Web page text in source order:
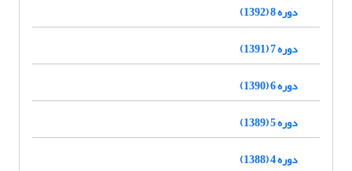
دوره 8 (1392)
دوره 7 (1391)
دوره 6 (1390)
دوره 5 (1389)
دوره 4 (1388)